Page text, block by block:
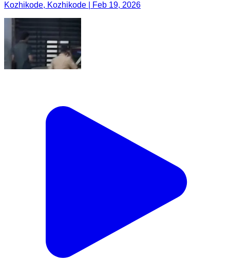
Kozhikode, Kozhikode | Feb 19, 2026